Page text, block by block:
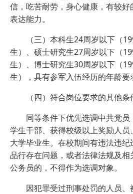
信，吃苦耐劳，身心健康，有较
表达能力。
（三）本科生24周岁以下（
生）、硕士研究生27周岁以下（
生）、博士研究生30周岁以下（
生），具有参军入伍经历的年龄要
（四）符合岗位要求的其他条
同等条件下优先选调中共党
学生干部、获得校级以上奖励人
大学毕业生。在校期间有违法违
品行存在问题，或者法律法规及
公务员的，不得作为选调对象。
因犯罪受过刑事处罚的人员